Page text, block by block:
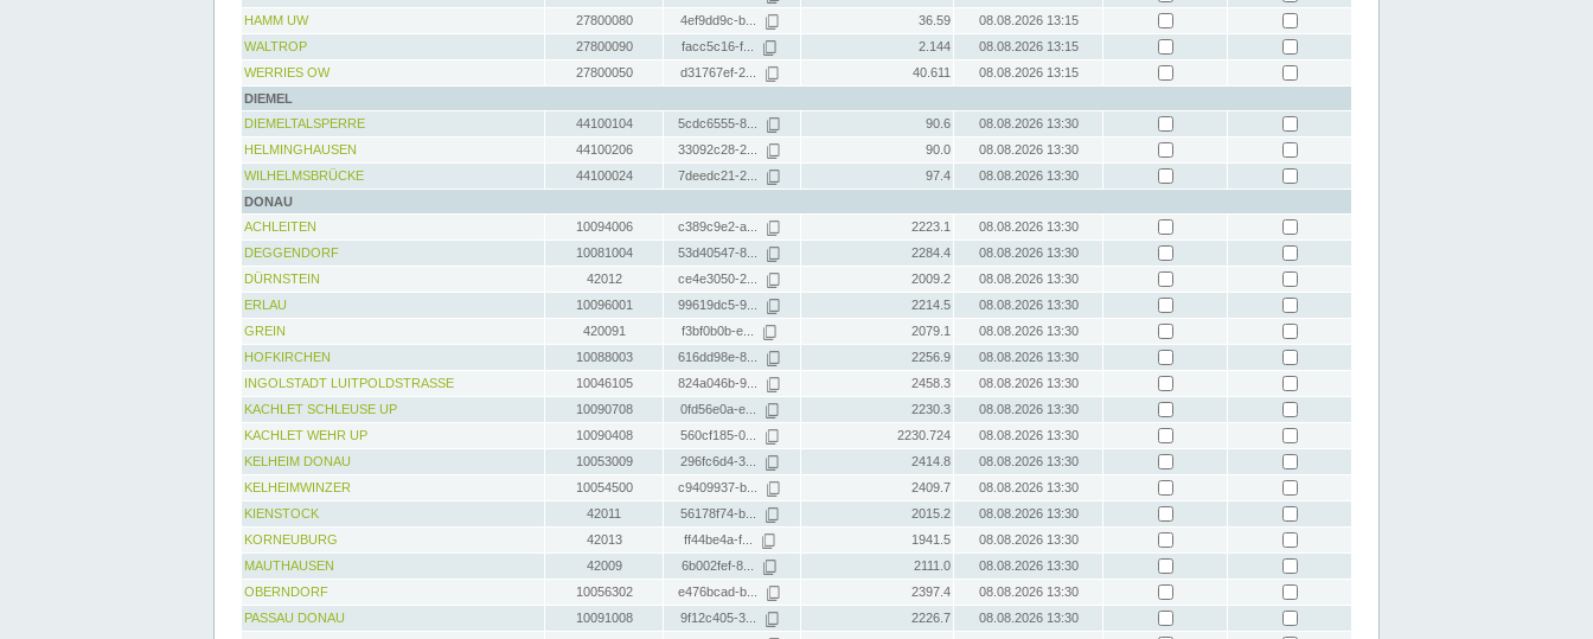
HAMM UW
27800080 4ef9dd9c-b... 36.59
08.08.2026 13:15
WALTROP
27800090 facc5c16-f... 2.144
08.08.2026 13:15
WERRIES OW
27800050 d31767ef-2... 40.611
08.08.2026 13:15
DIEMEL
DIEMELTALSPERRE
44100104 5cdc6555-8... 90.6
08.08.2026 13:30
HELMINGHAUSEN
44100206 33092c28-2... 90.0
08.08.2026 13:30
WILHELMSBRÜCKE
44100024 7deedc21-2... 97.4
08.08.2026 13:30
DONAU
ACHLEITEN
10094006 c389c9e2-a... 2223.1
08.08.2026 13:30
DEGGENDORF
10081004 53d40547-8... 2284.4
08.08.2026 13:30
DÜRNSTEIN
42012 ce4e3050-2... 2009.2
08.08.2026 13:30
ERLAU
10096001 99619dc5-9... 2214.5
08.08.2026 13:30
GREIN
420091 f3bf0b0b-e... 2079.1
08.08.2026 13:30
HOFKIRCHEN
10088003 616dd98e-8... 2256.9
08.08.2026 13:30
INGOLSTADT LUITPOLDSTRASSE
10046105 824a046b-9... 2458.3
08.08.2026 13:30
KACHLET SCHLEUSE UP
10090708 0fd56e0a-e... 2230.3
08.08.2026 13:30
KACHLET WEHR UP
10090408 560cf185-0... 2230.724
08.08.2026 13:30
KELHEIM DONAU
10053009 296fc6d4-3... 2414.8
08.08.2026 13:30
KELHEIMWINZER
10054500 c9409937-b... 2409.7
08.08.2026 13:30
KIENSTOCK
42011 56178f74-b... 2015.2
08.08.2026 13:30
KORNEUBURG
42013 ff44be4a-f... 1941.5
08.08.2026 13:30
MAUTHAUSEN
42009 6b002fef-8... 2111.0
08.08.2026 13:30
OBERNDORF
10056302 e476bcad-b... 2397.4
08.08.2026 13:30
PASSAU DONAU
10091008 9f12c405-3... 2226.7
08.08.2026 13:30